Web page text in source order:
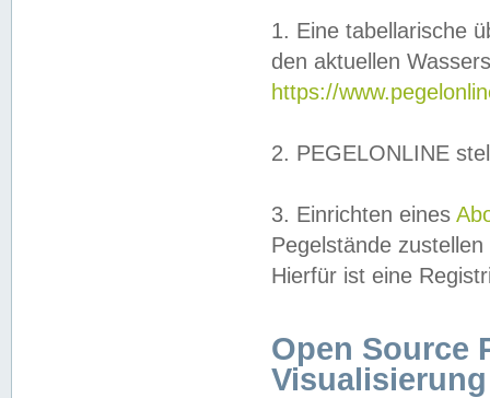
1. Eine tabellarische
den aktuellen
https://
2. PEGELONLINE
3. Einrichten eines
Pegelstände
Hierfür ist eine
Open Source
Visualisierung